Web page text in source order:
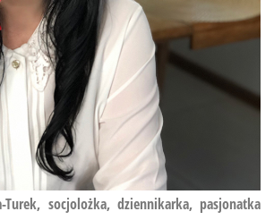
Turek, socjolożka, dziennikarka, pasjonatka